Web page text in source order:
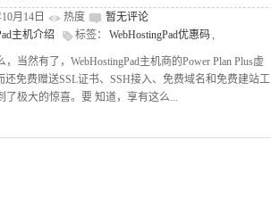
月14日 热度
暂无评论
主机介绍 标签： WebHostingPad优惠码,
，当然有了，WebHostingPad主机商的Power Plan Plus虚
还免费赠送SSL证书、SSH接入、免费域名和免费建站工
了极大的惊喜。要 知道，享有这么...